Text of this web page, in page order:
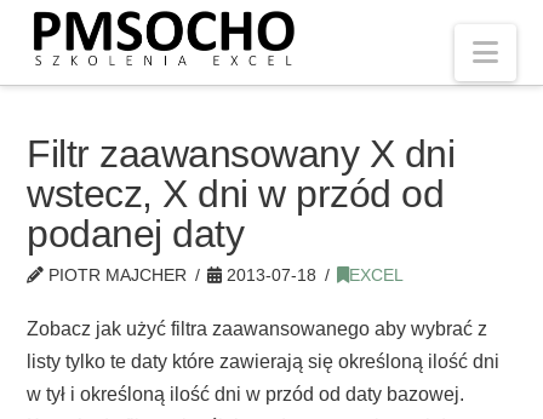
Filtr zaawansowany X dni
wstecz, X dni w przód od
podanej daty
PIOTR MAJCHER 2013-07-18 EXCEL
Zobacz jak użyć filtra zaawansowanego aby wybrać z
listy tylko te daty które zawierają się określoną ilość dni
w tył i określoną ilość dni w przód od daty bazowej.